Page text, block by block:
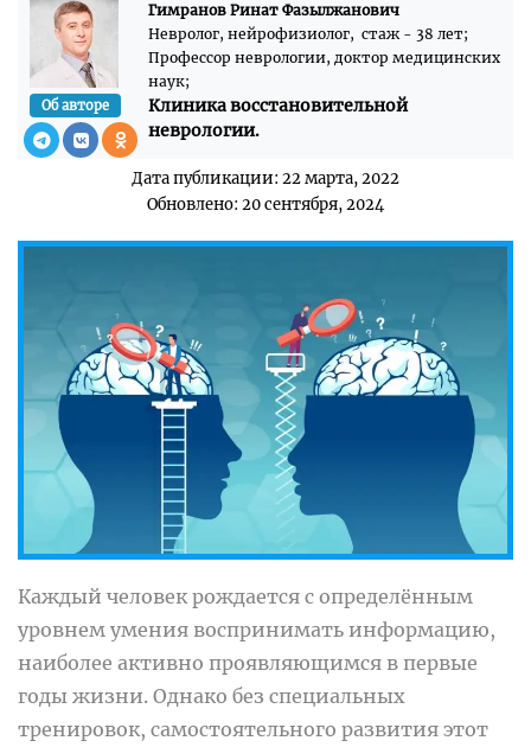
Гимранов Ринат Фазылжанович
Невролог, нейрофизиолог, стаж - 38 лет;
Профессор неврологии, доктор медицинских
наук;
Клиника восстановительной
неврологии.
Об авторе
Дата публикации: 22 марта, 2022
Обновлено: 20 сентября, 2024
Каждый человек рождается с определённым
уровнем умения воспринимать информацию,
наиболее активно проявляющимся в первые
годы жизни. Однако без специальных
тренировок, самостоятельного развития этот